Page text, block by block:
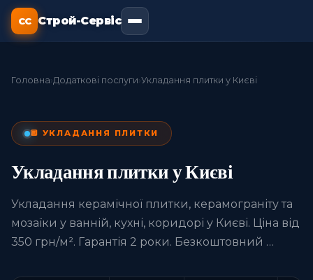
СС Строй-Сервіс
Головна›Додаткові послуги›Укладання плитки у Києві
🔲 УКЛАДАННЯ ПЛИТКИ
Укладання плитки у Києві
Укладання керамічної плитки, керамограніту та
мозаїки у ванній, кухні, коридорі у Києві. Ціна від
350 грн/м². Гарантія 2 роки. Безкоштовний …